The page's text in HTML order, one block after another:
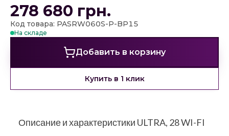
278 680 грн.
Код товара: PASRW060S-P-BP15
На складе
Добавить в корзину
Купить в 1 клик
Описание и характеристики ULTRA, 28 WI-FI